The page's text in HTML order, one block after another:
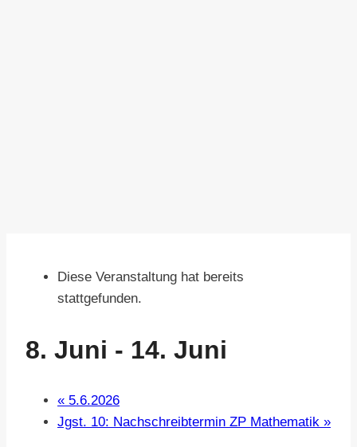
Diese Veranstaltung hat bereits
stattgefunden.
8. Juni - 14. Juni
« 5.6.2026
Jgst. 10: Nachschreibtermin ZP Mathematik »